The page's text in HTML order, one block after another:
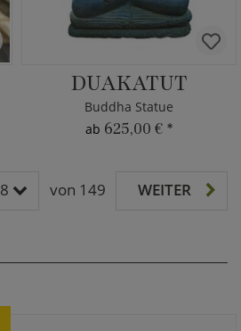
DUAKATUT
Buddha Statue
ab 625,00 € *
8 von 149 WEITER